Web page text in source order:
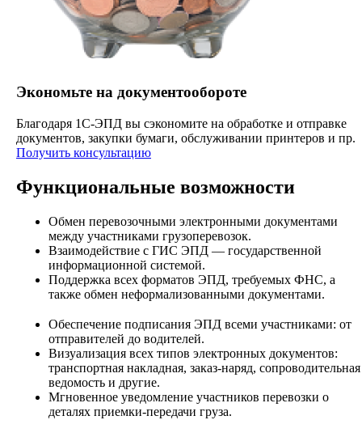
Экономьте на документообороте
Благодаря 1С-ЭПД вы сэкономите на обработке и отправке
документов, закупки бумаги, обслуживании принтеров и пр.
Получить консультацию
Функциональные возможности
Обмен перевозочными электронными документами
между участниками грузоперевозок.
Взаимодействие с ГИС ЭПД — государственной
информационной системой.
Поддержка всех форматов ЭПД, требуемых ФНС, а
также обмен неформализованными документами.
Обеспечение подписания ЭПД всеми участниками: от
отправителей до водителей.
Визуализация всех типов электронных документов:
транспортная накладная, заказ-наряд, сопроводительная
ведомость и другие.
Мгновенное уведомление участников перевозки о
деталях приемки-передачи груза.